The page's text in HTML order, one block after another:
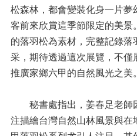
平
相
關
法
規
專
松森林，都會變裝化身一片夢
客前來欣賞這季節限定的美景
的落羽松為素材，完整記錄
采，期待透過這次展覽，不
推廣家鄉六甲的自然風光之美
秘書處指出，姜春足老師
注描繪台灣自然山林風景與